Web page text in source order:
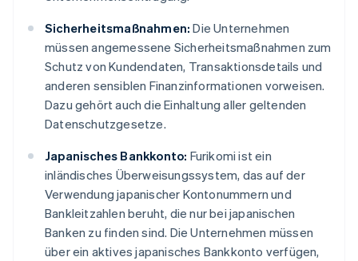
Sicherheitsmaßnahmen: Die Unternehmen
müssen angemessene Sicherheitsmaßnahmen zum
Schutz von Kundendaten, Transaktionsdetails und
anderen sensiblen Finanzinformationen vorweisen.
Dazu gehört auch die Einhaltung aller geltenden
Datenschutzgesetze.
Japanisches Bankkonto: Furikomi ist ein
inländisches Überweisungssystem, das auf der
Verwendung japanischer Kontonummern und
Bankleitzahlen beruht, die nur bei japanischen
Banken zu finden sind. Die Unternehmen müssen
über ein aktives japanisches Bankkonto verfügen,